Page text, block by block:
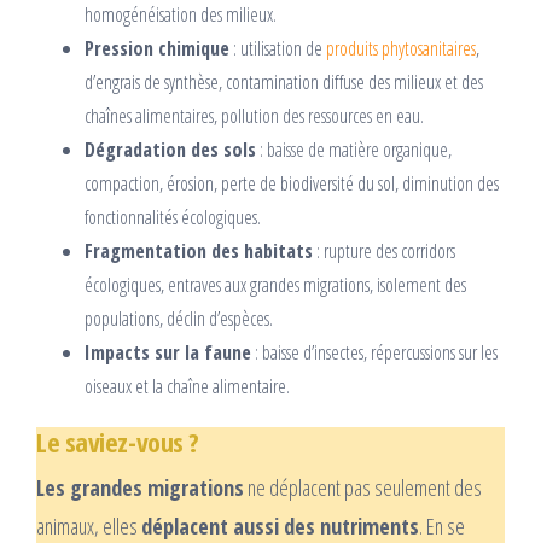
homogénéisation des milieux.
Pression chimique : utilisation de produits phytosanitaires,
d’engrais de synthèse, contamination diffuse des milieux et des
chaînes alimentaires, pollution des ressources en eau.
Dégradation des sols : baisse de matière organique,
compaction, érosion, perte de biodiversité du sol, diminution des
fonctionnalités écologiques.
Fragmentation des habitats : rupture des corridors
écologiques, entraves aux grandes migrations, isolement des
populations, déclin d’espèces.
Impacts sur la faune : baisse d’insectes, répercussions sur les
oiseaux et la chaîne alimentaire.
Le saviez-vous ?
Les grandes migrations ne déplacent pas seulement des
animaux, elles déplacent aussi des nutriments. En se